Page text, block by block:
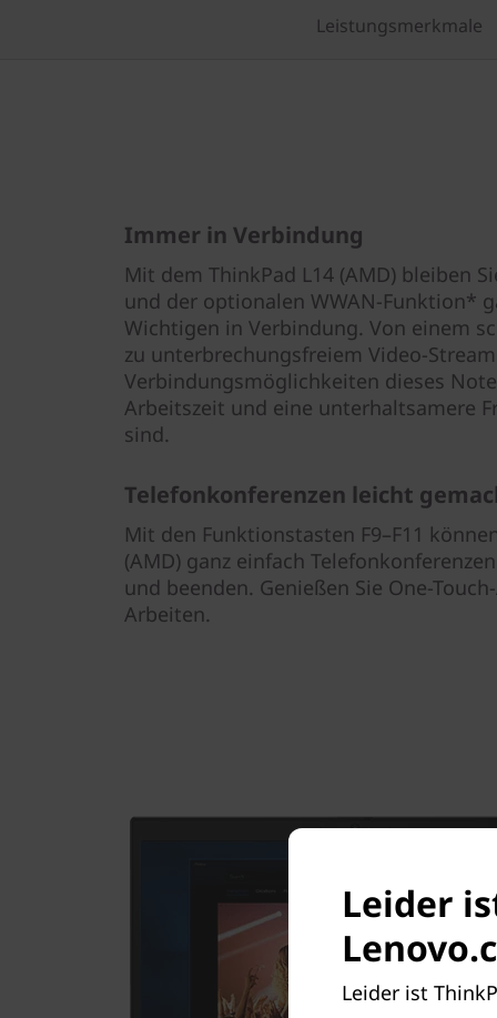
Leistungsmerkmale
Immer in Verbindung
Mit dem ThinkPad L14 (AMD) bleiben
und der optionalen WWAN-Funktion*
Wichtigen in Verbindung. Von einem
zu unterbrechungsfreiem Video-
Verbindungsmöglichkeiten dieses
Arbeitszeit und eine unterhaltsamere
sind.
Telefonkonferenzen leicht
Mit den Funktionstasten F9–F11
(AMD) ganz einfach
und beenden. Genießen Sie One-
Arbeiten.
Leider
Leider ist